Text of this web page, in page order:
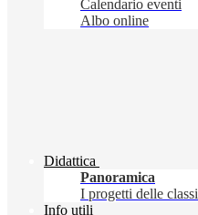
Calendario eventi
Albo online
Didattica
Panoramica
I progetti delle classi
Info utili